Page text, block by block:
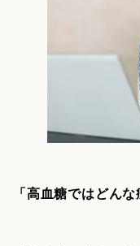
「高血糖ではどん